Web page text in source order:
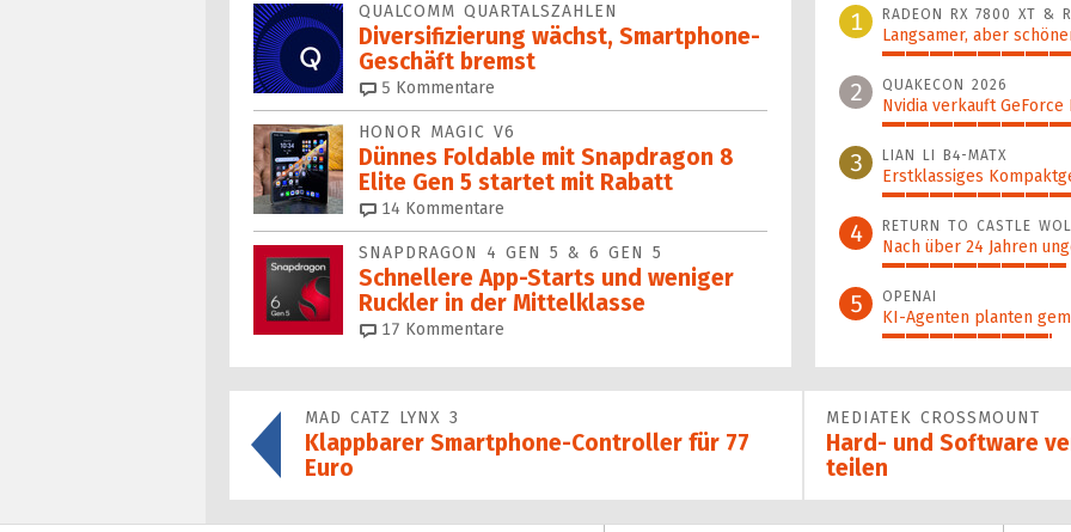
QUALCOMM QUARTALSZAHLEN
Diversifizierung wächst, Smartphone-
Geschäft bremst
5 Kommentare
HONOR MAGIC V6
Dünnes Foldable mit Snapdragon 8
Elite Gen 5 startet mit Rabatt
14 Kommentare
SNAPDRAGON 4 GEN 5 & 6 GEN 5
Schnellere App-Starts und weniger
Ruckler in der Mittelklasse
17 Kommentare
1
RADEON RX 7800 XT &
Langsamer, aber
100%
2 QUAKECON 2026
Nvidia verkauft GeForce
51%
3 LIAN LI B4-MATX
Erstklassiges
45%
4 RETURN TO CASTLE
Nach über 24 Jahren
39%
5 OPENAI
KI-Agenten planten
36%
MAD CATZ LYNX 3
Klappbarer Smartphone-Controller für 77
Euro
MEDIATEK CROSSMOUNT
Hard- und Software
teilen